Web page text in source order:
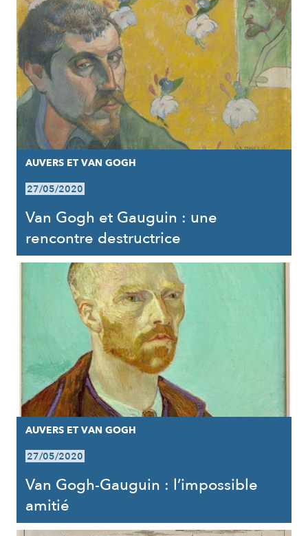
AUVERS ET VAN GOGH
27/05/2020
Van Gogh et Gauguin : une
rencontre destructrice
AUVERS ET VAN GOGH
27/05/2020
Van Gogh-Gauguin : l’impossible
amitié